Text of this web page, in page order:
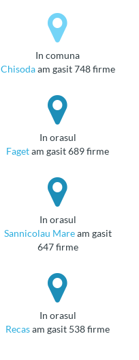
in comuna
Chisodaam gasit 748 firme
in orasul
Fagetam gasit 689 firme
in orasul
Sannicolau Maream gasit
647 firme
in orasul
Recasam gasit 538 firme